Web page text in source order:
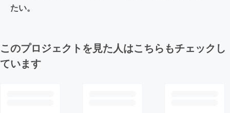
たい。
このプロジェクトを見た人はこちらもチェックし
ています